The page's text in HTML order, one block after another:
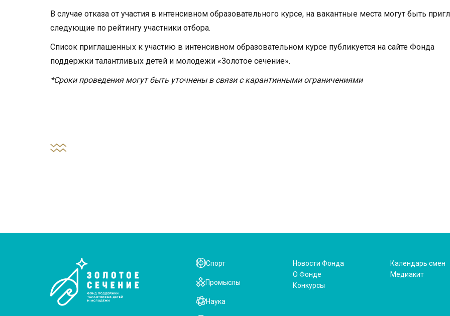
В случае отказа от участия в интенсивном образовательного курсе, на вакантные места могут быть
следующие по рейтингу участники отбора.
Список приглашенных к участию в интенсивном образовательном курсе публикуется на сайте Фонда
поддержки талантливых детей и молодежи «Золотое сечение».
*Сроки проведения могут быть уточнены в связи с карантинными ограничениями
Наука
Спорт
Промыслы
Новости Фонда
О Фонде
Конкурсы
Календарь смен
Медиакит